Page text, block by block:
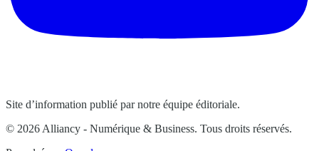
Site d’information publié par notre équipe éditoriale.
© 2026 Alliancy - Numérique & Business. Tous droits réservés.